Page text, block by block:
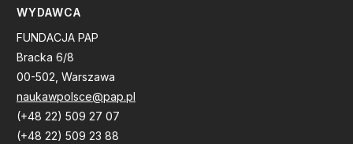
WYDAWCA
FUNDACJA PAP
Bracka 6/8
00-502, Warszawa
naukawpolsce@pap.pl
(+48 22) 509 27 07
(+48 22) 509 23 88